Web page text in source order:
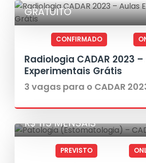
GRATUITO
CONFIRMADO
Radiologia CADAR 2023
Experimentais Grátis
3 vagas para o CADAR
R$ 115 MENSAIS
PREVISTO